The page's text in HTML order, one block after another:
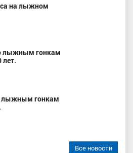
на лыжном
лыжным гонкам
лыжным гонкам
Все новости